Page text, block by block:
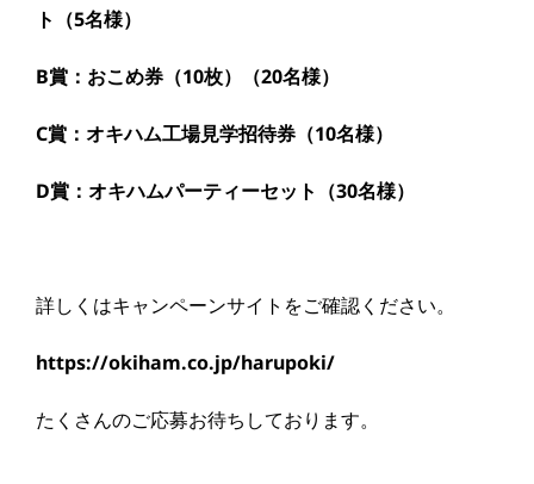
ト（5名様）
B賞：おこめ券（10枚）（20名様）
C賞：オキハム工場見学招待券（10名様）
D賞：オキハムパーティーセット（30名様）
詳しくはキャンペーンサイトをご確認ください。
https://okiham.co.jp/harupoki/
たくさんのご応募お待ちしております。